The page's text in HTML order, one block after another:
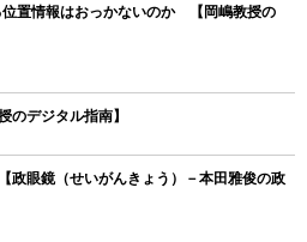
位置情報はおっかないのか 【岡嶋教授の
デジタル指南】
眼鏡（せいがんきょう）－本田雅俊の政